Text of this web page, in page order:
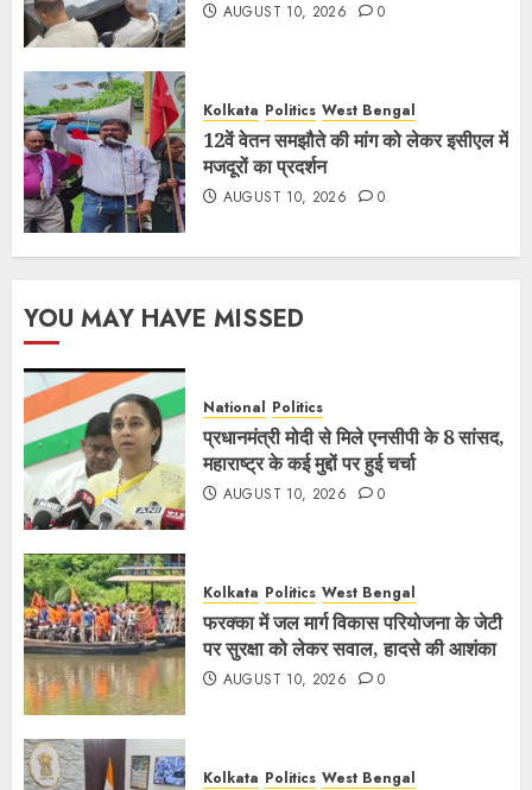
AUGUST 10, 2026 0
Kolkata Politics West Bengal
12वें वेतन समझौते की मांग को लेकर इसीएल में
मजदूरों का प्रदर्शन
AUGUST 10, 2026 0
YOU MAY HAVE MISSED
National Politics
प्रधानमंत्री मोदी से मिले एनसीपी के 8 सांसद,
महाराष्ट्र के कई मुद्दों पर हुई चर्चा
AUGUST 10, 2026 0
Kolkata Politics West Bengal
फरक्का में जल मार्ग विकास परियोजना के जेटी
पर सुरक्षा को लेकर सवाल, हादसे की आशंका
AUGUST 10, 2026 0
Kolkata Politics West Bengal